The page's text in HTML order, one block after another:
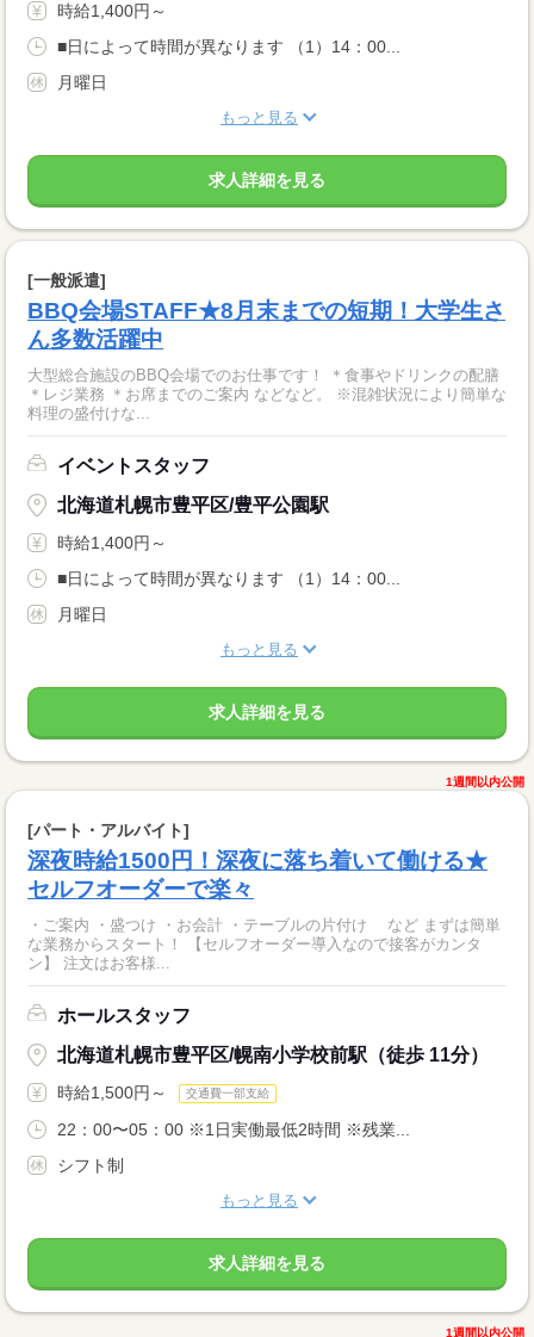
時給1,400円～
■日によって時間が異なります （1）14：00...
月曜日
もっと見る
求人詳細を見る
[一般派遣]
BBQ会場STAFF★8月末までの短期！大学生さ
ん多数活躍中
大型総合施設のBBQ会場でのお仕事です！ ＊食事やドリンクの配膳
＊レジ業務 ＊お席までのご案内 などなど。 ※混雑状況により簡単な
料理の盛付けな...
イベントスタッフ
北海道札幌市豊平区/豊平公園駅
時給1,400円～
■日によって時間が異なります （1）14：00...
月曜日
もっと見る
求人詳細を見る
1週間以内公開
[パート・アルバイト]
深夜時給1500円！深夜に落ち着いて働ける★
セルフオーダーで楽々
・ご案内 ・盛つけ ・お会計 ・テーブルの片付け など まずは簡単
な業務からスタート！ 【セルフオーダー導入なので接客がカンタ
ン】 注文はお客様...
ホールスタッフ
北海道札幌市豊平区/幌南小学校前駅（徒歩 11分）
時給1,500円～ 交通費一部支給
22：00〜05：00 ※1日実働最低2時間 ※残業...
シフト制
もっと見る
求人詳細を見る
1週間以内公開